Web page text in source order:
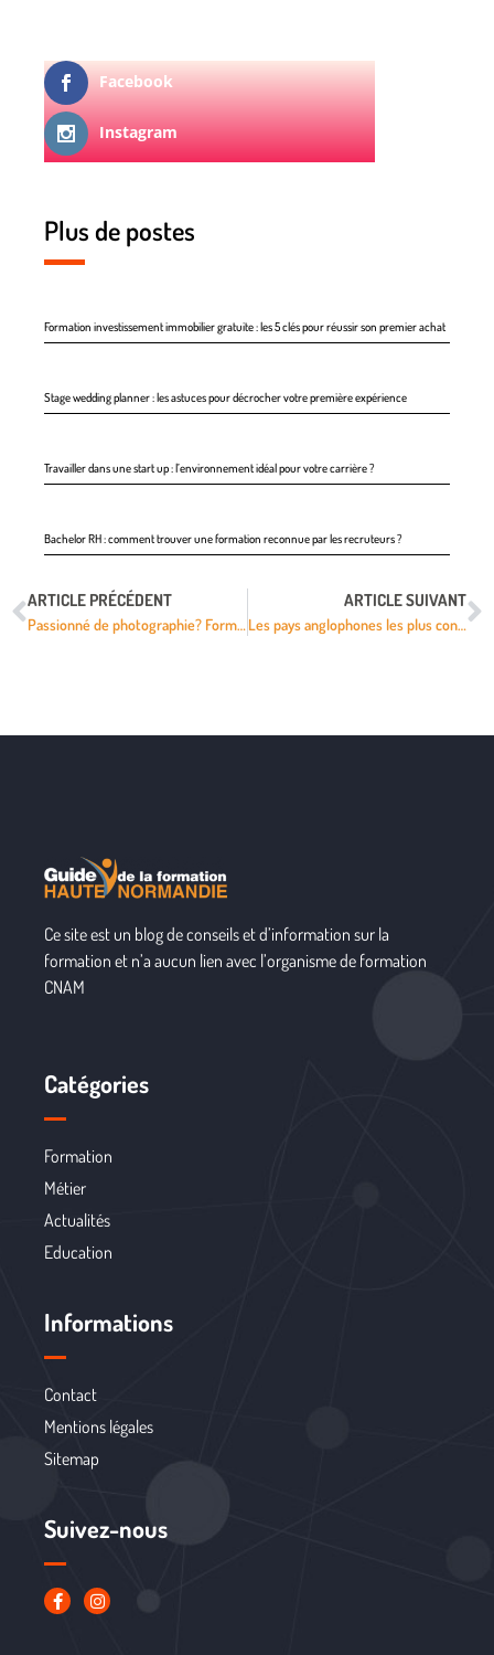
Facebook
Instagram
Plus de postes
Formation investissement immobilier gratuite : les 5 clés pour réussir son premier achat
Stage wedding planner : les astuces pour décrocher votre première expérience
Travailler dans une start up : l’environnement idéal pour votre carrière ?
Bachelor RH : comment trouver une formation reconnue par les recruteurs ?
ARTICLE PRÉCÉDENT
Passionné de photographie? Formez-vous
ARTICLE SUIVANT
Les pays anglophones les plus connus pour apprendre l’anglais
Ce site est un blog de conseils et d’information sur la
formation et n’a aucun lien avec l’organisme de formation
CNAM
Catégories
Formation
Métier
Actualités
Education
Informations
Contact
Mentions légales
Sitemap
Suivez-nous